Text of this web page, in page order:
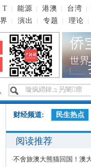
T 能源 港澳 台湾
演出 专题 理论
财经频道: 民生热点
阅读推荐
·不舍旅澳大熊猫回国！澳